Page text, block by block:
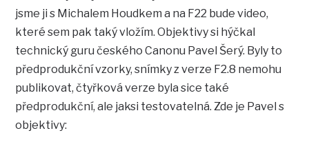
jsme ji s Michalem Houdkem a na F22 bude video,
které sem pak taký vložím. Objektivy si hýčkal
technický guru českého Canonu Pavel Šerý. Byly to
předprodukční vzorky, snímky z verze F2.8 nemohu
publikovat, čtyřková verze byla sice také
předprodukční, ale jaksi testovatelná. Zde je Pavel s
objektivy: